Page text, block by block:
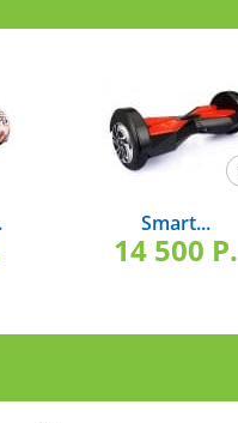
Smart...
14 500 P.